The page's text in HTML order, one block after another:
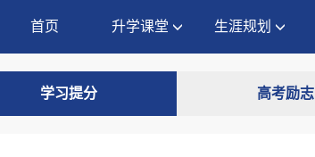
首页 升学课堂 生涯规划
学习提分 高考励志